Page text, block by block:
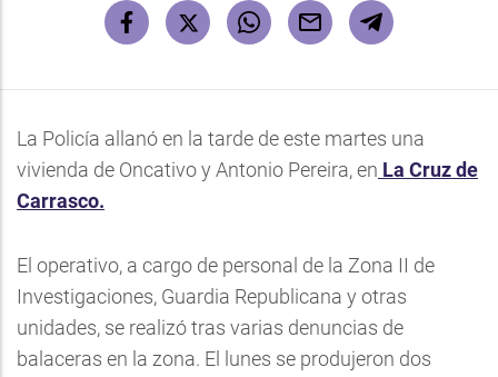
La Policía allanó en la tarde de este martes una
vivienda de Oncativo y Antonio Pereira, en La Cruz de
Carrasco.
El operativo, a cargo de personal de la Zona II de
Investigaciones, Guardia Republicana y otras
unidades, se realizó tras varias denuncias de
balaceras en la zona. El lunes se produjeron dos